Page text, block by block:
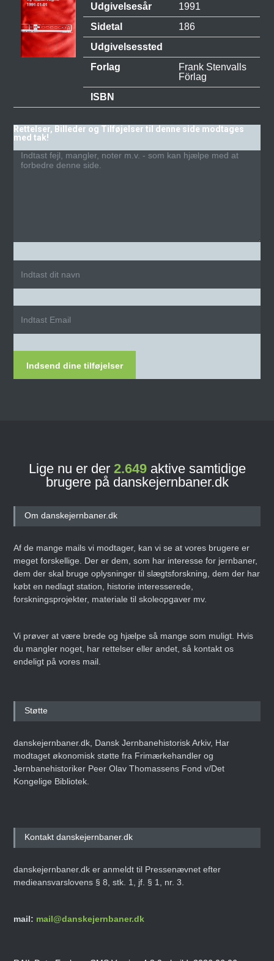
Udgivelsesår
1991
Sidetal
186
Udgivelsessted
Forlag
Frank Stenvalls
Förlag
ISBN
Rettelser, Billeder og Tilføjelser til denne side modtages
med tak!
Indsend dine tilføjelser
Lige nu er der 2.649aktive samtidige
brugere på danskejernbaner.dk
Om danskejernbaner.dk
Af de mange mails vi modtager, kan vi se at vores brugere er
meget forskellige. Der er dem, som har interesse for jernbaner,
dem der skal bruge oplysninger til slægtsforskning, dem der har
købt en nedlagt station, historie interesserede,
forskningsprojekter, materiale til skoleopgaver mv.
Vi prøver at være brede og hjælpe så mange som muligt. Hvis
du mangler noget, har rettelser eller andet, så kontakt os
endeligt på vores mail.
Støtte
danskejernbaner.dk, Dansk Jernbanehistorisk Arkiv, Har
modtaget økonomisk støtte fra Frimærkehandler og
Jernbanehistoriker Peer Olav Thomassens Fond v/Det
Kongelige Bibliotek.
Kontakt danskejernbaner.dk
danskejernbaner.dk er anmeldt til Pressenævnet efter
medieansvarslovens § 8, stk. 1, jf. § 1, nr. 3.
mail: mail@danskejernbaner.dk